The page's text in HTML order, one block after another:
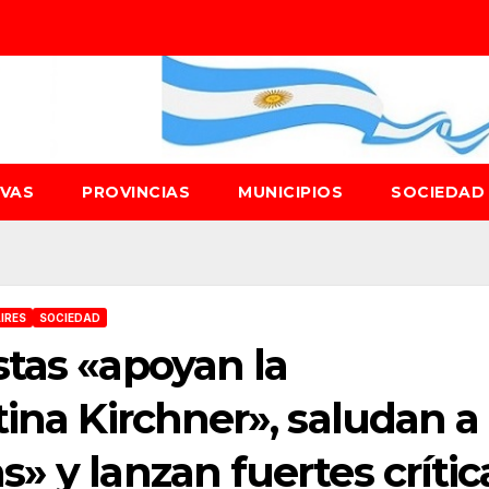
PROVINCIAS MUNICIPIOS SOCIEDAD
SOCIEDAD
«apoyan la
Kirchner», saludan a
y lanzan fuertes